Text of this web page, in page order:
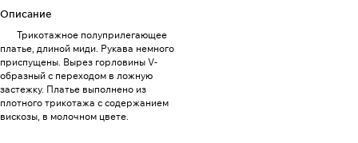
Описание
Трикотажное полуприлегающее
платье, длиной миди. Рукава немного
приспущены. Вырез горловины V-
образный с переходом в ложную
застежку. Платье выполнено из
плотного трикотажа с содержанием
вискозы, в молочном цвете.